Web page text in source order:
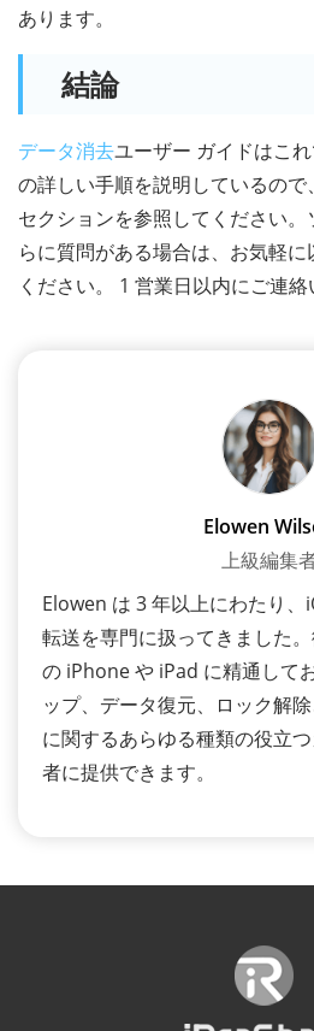
あります。
結論
データ消去ユーザー ガイドはこ
の詳しい手順を説明しているの
セクションを参照してください
らに質問がある場合は、お気軽
ください。 1 営業日以内にご連絡
Elowen
上級編集
Elowen は 3 年以上にわたり、
転送を専門に扱ってきました
の iPhone や iPad に精通して
ップ、データ復元、ロック解
に関するあらゆる種類の役立
者に提供できます。